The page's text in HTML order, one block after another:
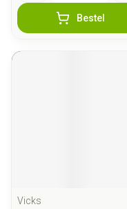
Bestel
Vicks